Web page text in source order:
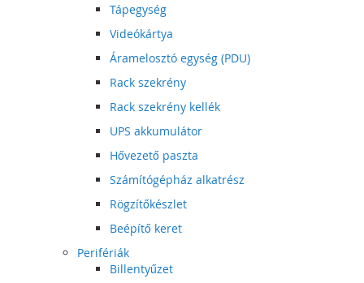
Tápegység
Videókártya
Áramelosztó egység (PDU)
Rack szekrény
Rack szekrény kellék
UPS akkumulátor
Hővezető paszta
Számítógépház alkatrész
Rögzítőkészlet
Beépítő keret
Perifériák
Billentyűzet